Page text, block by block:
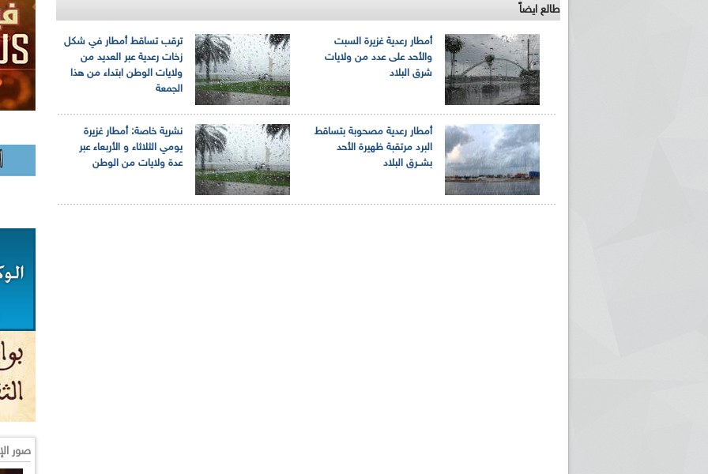
طالع ايضاً
ترقب تساقط أمطار في شكل
زخات رعدية عبر العديد من
ولايات الوطن ابتداء من هذا
الجمعة
أمطار رعدية غزيرة السبت
والأحد على عدد من ولايات
شرق البلاد
نشرية خاصة: أمطار غزيرة
يومي الثلاثاء و الأربعاء عبر
عدة ولايات من الوطن
أمطار رعدية مصحوبة بتساقط
البرد مرتقبة ظهيرة الأحد
بشــرق البلاد
صور